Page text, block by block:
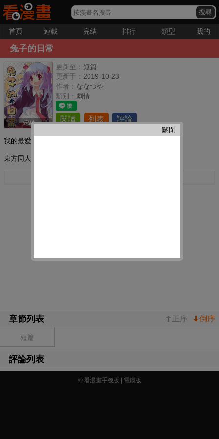
首頁 連載 完結 排行 類型 我的
兔子的日常
完結
更新至： 短篇
更新于： 2019-10-23
作者： ななつや
類別： 劇情
閱讀 列表 評論
我的最愛：
東方同人漫畫,每頁都有兔耳朵喲！！
章節列表 倒序
正序
短篇
評論列表
關閉
© 看漫畫手機版 | 電腦版